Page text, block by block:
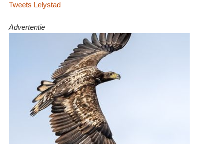
Tweets Lelystad
Advertentie